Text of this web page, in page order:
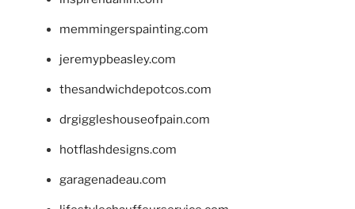
memmingerspainting.com
jeremypbeasley.com
thesandwichdepotcos.com
drgiggleshouseofpain.com
hotflashdesigns.com
garagenadeau.com